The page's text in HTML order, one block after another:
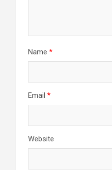
Name *
Email *
Website